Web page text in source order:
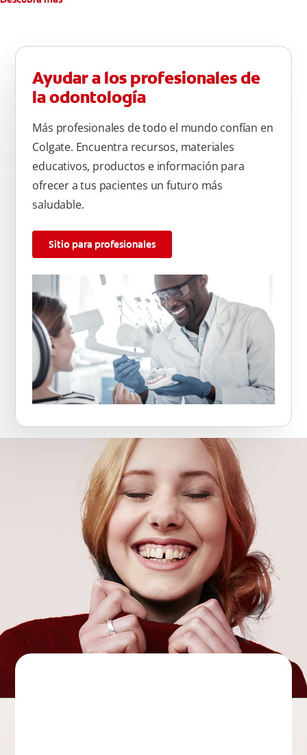
Ayudar a los profesionales de
la odontología
Más profesionales de todo el mundo confían en
Colgate. Encuentra recursos, materiales
educativos, productos e información para
ofrecer a tus pacientes un futuro más
saludable.
Sitio para profesionales